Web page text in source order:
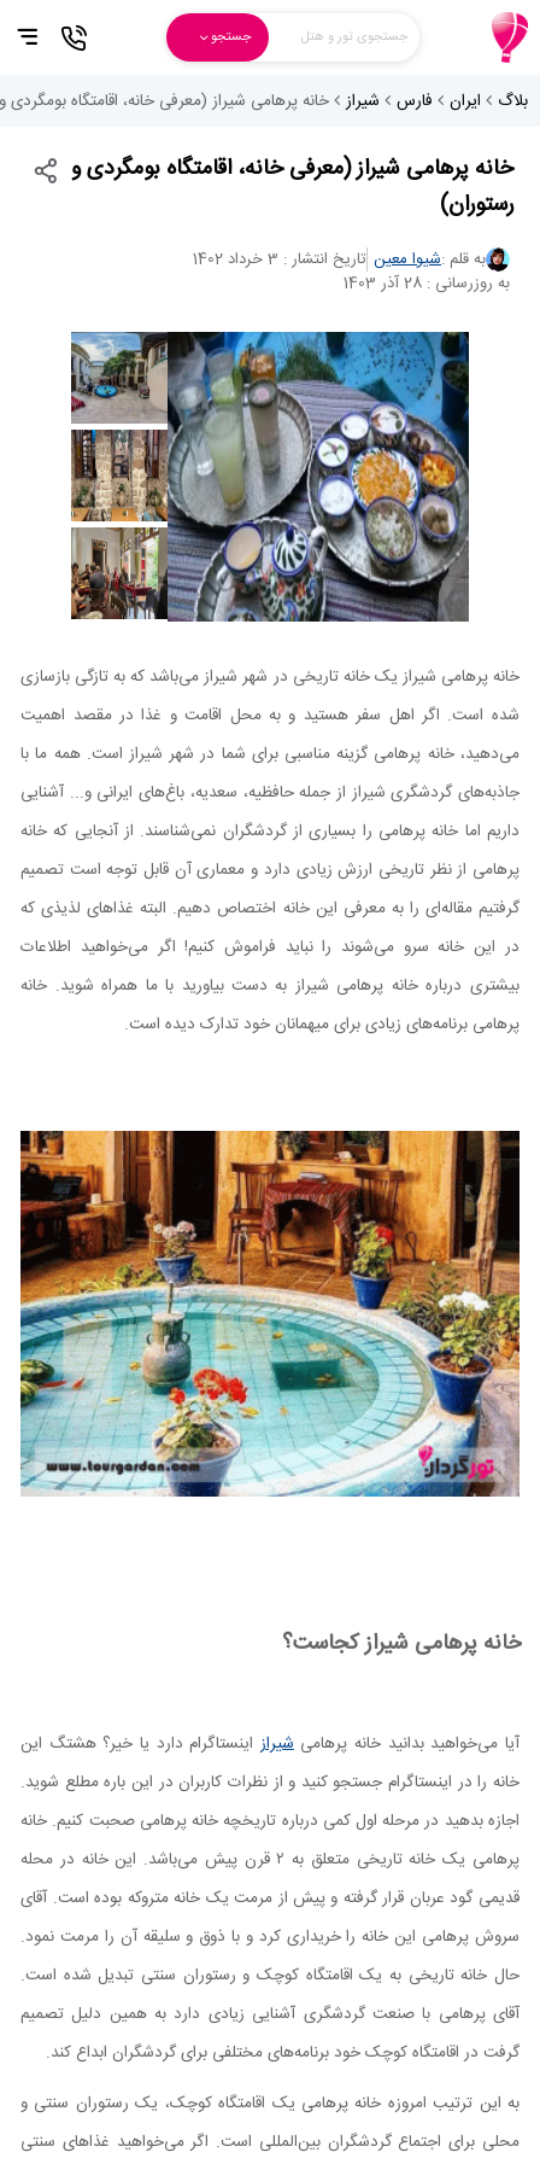
جستجوی تور و هتل جستجو
بلاگ ایران فارس شیراز خانه پرهامی شیراز (معرفی خانه، اقامتگاه بومگردی
خانه پرهامی شیراز (معرفی خانه، اقامتگاه بومگردی و
رستوران)
به قلم :شیوا معین تاریخ انتشار : 3 خرداد 1402
به روزرسانی : 28 آذر 1403
خانه پرهامی شیراز یک خانه تاریخی در شهر شیراز می‌باشد که به تازگی بازسازی
شده است. اگر اهل سفر هستید و به محل اقامت و غذا در مقصد اهمیت
می‌دهید، خانه پرهامی گزینه مناسبی برای شما در شهر شیراز است. همه ما با
جاذبه‌های گردشگری شیراز از جمله حافظیه، سعدیه، باغ‌های ایرانی و... آشنایی
داریم اما خانه پرهامی را بسیاری از گردشگران نمی‌شناسند. از آنجایی که خانه
پرهامی از نظر تاریخی ارزش زیادی دارد و معماری آن قابل توجه است تصمیم
گرفتیم مقاله‌ای را به معرفی این خانه اختصاص دهیم. البته غذاهای لذیذی که
در این خانه سرو می‌شوند را نباید فراموش کنیم! اگر می‌خواهید اطلاعات
بیشتری درباره خانه پرهامی شیراز به دست بیاورید با ما همراه شوید. خانه
پرهامی برنامه‌های زیادی برای میهمانان خود تدارک دیده است.
خانه پرهامی شیراز کجاست؟
آیا می‌خواهید بدانید خانه پرهامیشیراز اینستاگرام دارد یا خیر؟ هشتگ این
خانه را در اینستاگرام جستجو کنید و از نظرات کاربران در این باره مطلع شوید.
اجازه بدهید در مرحله اول کمی درباره تاریخچه خانه پرهامی صحبت کنیم. خانه
پرهامی یک خانه تاریخی متعلق به ۲ قرن پیش می‌باشد. این خانه در محله
قدیمی گود عربان قرار گرفته و پیش از مرمت یک خانه متروکه بوده است. آقای
سروش پرهامی این خانه را خریداری کرد و با ذوق و سلیقه آن را مرمت نمود.
حال خانه تاریخی به یک اقامتگاه کوچک و رستوران سنتی تبدیل شده است.
آقای پرهامی با صنعت گردشگری آشنایی زیادی دارد به همین دلیل تصمیم
گرفت در اقامتگاه کوچک خود برنامه‌های مختلفی برای گردشگران ابداع کند.
به این ترتیب امروزه خانه پرهامی یک اقامتگاه کوچک، یک رستوران سنتی و
محلی برای اجتماع گردشگران بین‌المللی است. اگر می‌خواهید غذاهای سنتی